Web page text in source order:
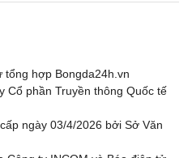
hợp Bongda24h.vn
Cổ phần Truyền thông Quốc tế
ngày 03/4/2026 bởi Sở Văn